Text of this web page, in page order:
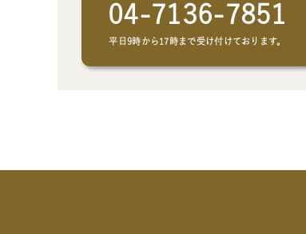
04-7136-7851
平日9時から17時まで受け付けております。